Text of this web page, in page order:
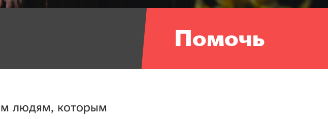
Помочь
людям, которым